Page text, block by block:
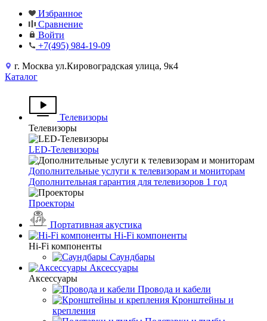
Избранное
Сравнение
Войти
+7(495) 984-19-09
г. Москва ул.Кировоградская улица, 9к4
Каталог
Телевизоры
Телевизоры
LED-Телевизоры
Дополнительные услуги к телевизорам и мониторам
Дополнительная гарантия для телевизоров 1 год
Проекторы
Портативная акустика
Hi-Fi компоненты
Hi-Fi компоненты
Саундбары
Аксессуары
Аксессуары
Провода и кабели
Кронштейны и
крепления